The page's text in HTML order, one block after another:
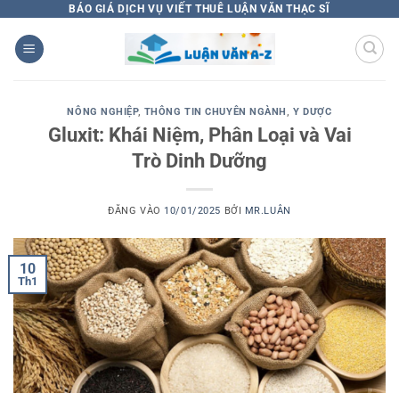
qua
nội
BÁO GIÁ DỊCH VỤ VIẾT THUÊ LUẬN VĂN THẠC SĨ
NÔNG NGHIỆP, THÔNG TIN CHUYÊN NGÀNH,Y DƯỢC
Gluxit: Khái Niệm, Phân Loại và Vai
Trò Dinh Dưỡng
ĐĂNG VÀO 10/01/2025 BỞI MR.LUÂN
10
Th1